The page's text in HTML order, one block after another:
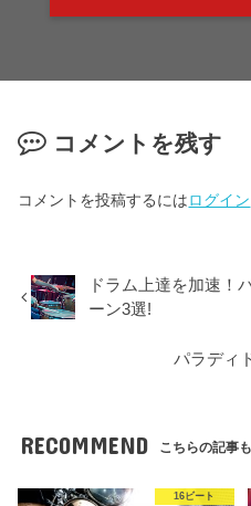
コメントを残す
コメントを投稿するにはログイン
ドラム上達を加速！
ーン3選!
パラディ
RECOMMEND こちらの記事
16ビート